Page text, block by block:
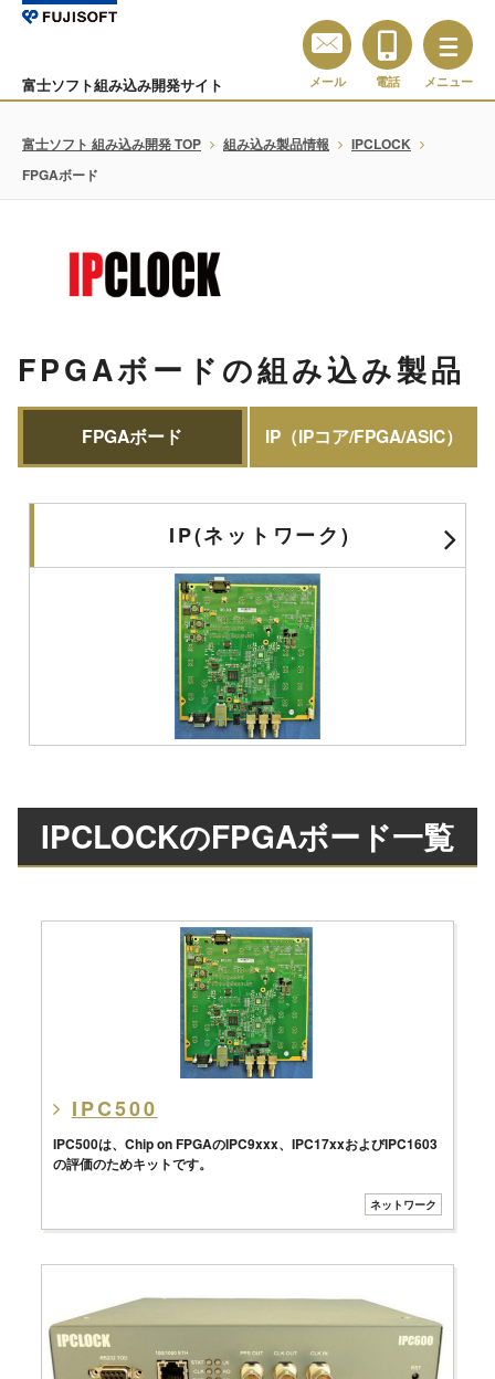
富士ソフト組み込み開発サイト メール 電話 メニュー
富士ソフト 組み込み開発 TOP 組み込み製品情報
IPCLOCK
FPGAボード
FPGAボードの組み込み製品
FPGAボード IP（IPコア/FPGA/ASIC）
IP(ネットワーク)
IPCLOCKのFPGAボード一覧
IPC500
IPC500は、Chip on FPGAのIPC9xxx、IPC17xxおよびIPC1603
の評価のためキットです。
ネットワーク